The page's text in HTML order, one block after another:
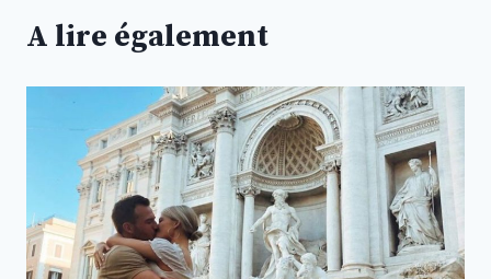
A lire également